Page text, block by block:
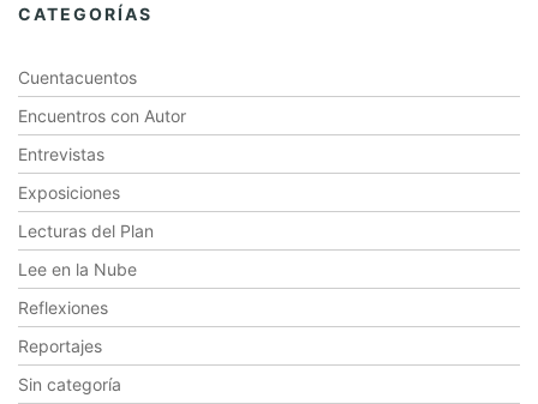
CATEGORÍAS
Cuentacuentos
Encuentros con Autor
Entrevistas
Exposiciones
Lecturas del Plan
Lee en la Nube
Reflexiones
Reportajes
Sin categoría